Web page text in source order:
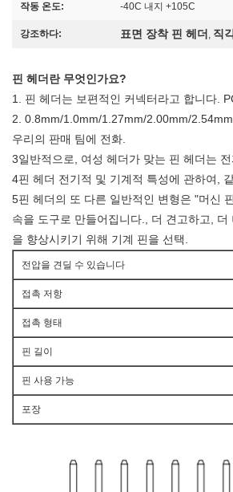
작동 온도: -40C 내지 +105C
강조하다: 표면 장착 핀 헤더 , 직
핀 헤더란 무엇인가요?
1. 핀 헤더는 보편적인 커넥터라고 합니다.
2. 0.8mm/1.0mm/1.27mm/2.00mm/
우리의 판매 팀에 전화.
3일반적으로, 여성 헤더가 맞는 핀 헤더는
4핀 헤더 전기적 및 기계적 특성에 관하여,
5핀 헤더의 또 다른 일반적인 변형은 "머신
속을 도구로 만들어집니다., 더 견고하고,
을 향상시키기 위해 기계 핀을 선택.
전압을 견딜 수 있습니다
접촉 저항
접촉 형태
핀 길이
핀 사용 가능
포장